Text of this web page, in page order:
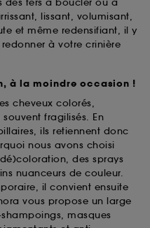
lissant, volumisant,
et même redensifiant, il y
à votre crinière
à la moindre occasion !
cheveux colorés,
fragilisés. En
ils retiennent donc
nous avons choisi
des sprays
nuanceurs de couleur.
il convient ensuite
vous propose un large
masques